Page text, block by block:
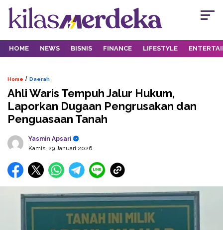
HOME NEWS BISNIS FINANCE LIFESTYLE
Home / Daerah
Ahli Waris Tempuh Jalur Hukum,
Laporkan Dugaan Pengrusakan dan
Penguasaan Tanah
Yasmin Apsari
Kamis, 29 Januari 2026